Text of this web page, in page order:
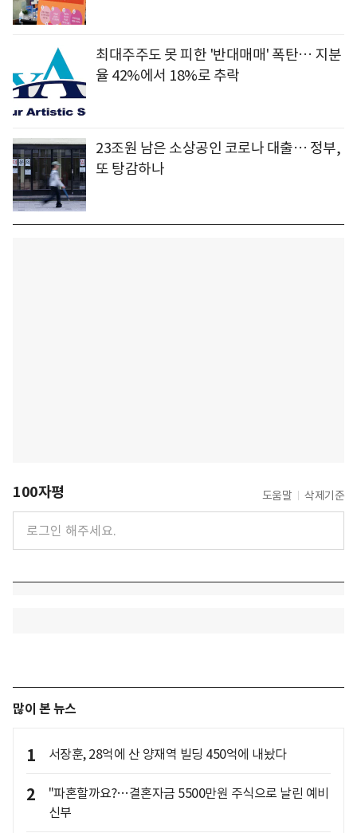
최대주주도 못 피한 '반대매매' 폭탄… 지분
율 42%에서 18%로 추락
23조원 남은 소상공인 코로나 대출… 정부,
또 탕감하나
100자평 도움말 삭제기준
많이 본 뉴스
1 서장훈, 28억에 산 양재역 빌딩 450억에 내놨다
2
"파혼할까요?…결혼자금 5500만원 주식으로 날린 예비
신부